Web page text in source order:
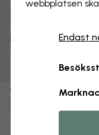
Artikelnummer:
webbplatsen
Endast